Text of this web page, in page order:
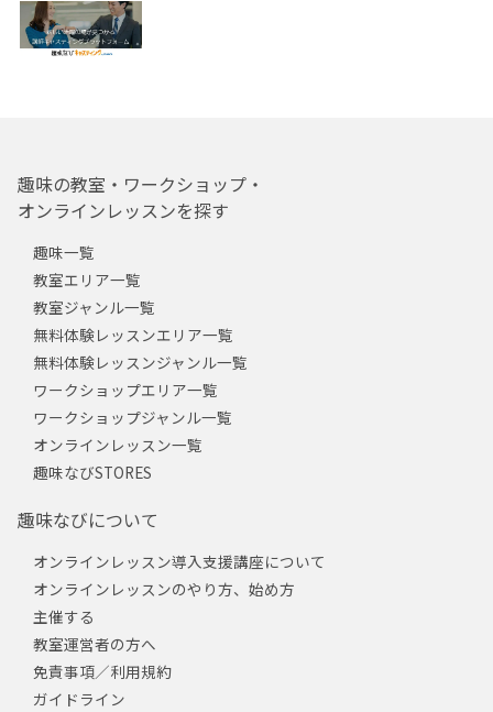
趣味の教室・ワークショップ・
オンラインレッスンを探す
趣味一覧
教室エリア一覧
教室ジャンル一覧
無料体験レッスンエリア一覧
無料体験レッスンジャンル一覧
ワークショップエリア一覧
ワークショップジャンル一覧
オンラインレッスン一覧
趣味なびSTORES
趣味なびについて
オンラインレッスン導入支援講座について
オンラインレッスンのやり方、始め方
主催する
教室運営者の方へ
免責事項／利用規約
ガイドライン